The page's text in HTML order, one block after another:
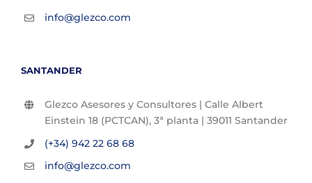
info@glezco.com
SANTANDER
Glezco Asesores y Consultores | Calle Albert
Einstein 18 (PCTCAN), 3ª planta | 39011 Santander
(+34) 942 22 68 68
info@glezco.com